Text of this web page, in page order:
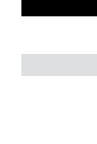
RES SRL - P.Iva
Trib. Reg. Soc.